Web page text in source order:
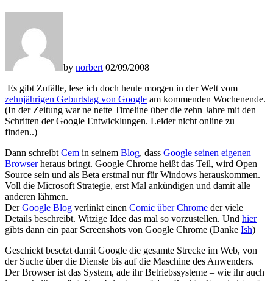
by norbert 02/09/2008
Es gibt Zufälle, lese ich doch heute morgen in der Welt vom
zehnjährigen Geburtstag von Google am kommenden Wochenende.
(In der Zeitung war ne nette Timeline über die zehn Jahre mit den
Schritten der Google Entwicklungen. Leider nicht online zu
finden..)
Dann schreibt Cem in seinem Blog, dass Google seinen eigenen
Browserheraus bringt. Google Chrome heißt das Teil, wird Open
Source sein und als Beta erstmal nur für Windows herauskommen.
Voll die Microsoft Strategie, erst Mal ankündigen und damit alle
anderen lähmen.
DerGoogle Blog verlinkt einen Comic über Chrome der viele
Details beschreibt. Witzige Idee das mal so vorzustellen. Und hier
gibts dann ein paar Screenshots von Google Chrome (Danke Ish)
Geschickt besetzt damit Google die gesamte Strecke im Web, von
der Suche über die Dienste bis auf die Maschine des Anwenders.
Der Browser ist das System, ade ihr Betriebssysteme – wie ihr auch